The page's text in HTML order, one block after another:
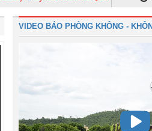
VIDEO BÁO PHÒNG KHÔNG -